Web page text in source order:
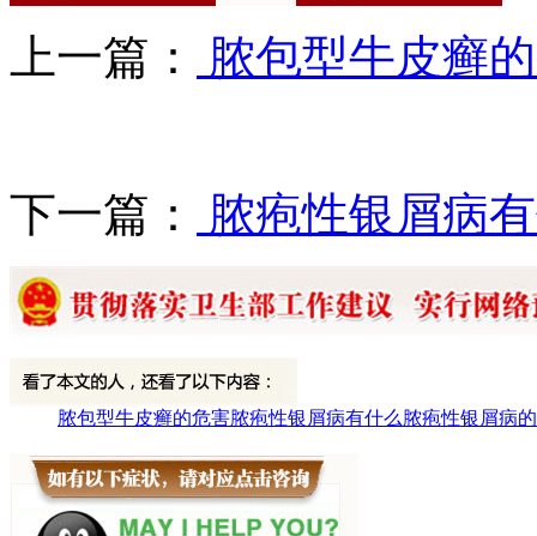
上一篇： 脓包型牛皮癣
下一篇： 脓疱性银屑病
脓包型牛皮癣的危害脓疱性银屑病有什么脓疱性银屑病